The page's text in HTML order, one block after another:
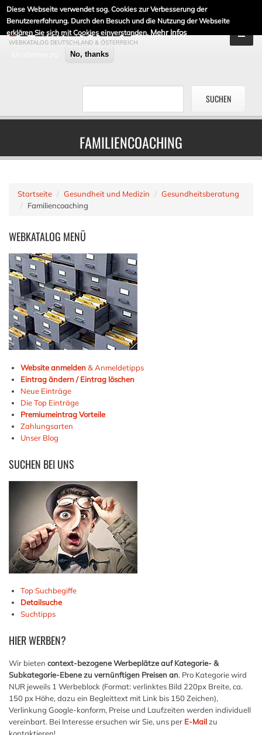
Diese Webseite verwendet sog. Cookies zur Verbesserung der
Benutzererfahrung. Durch den Besuch und die Nutzung der Webseite
erklären Sie sich mit Cookies einverstanden. Mehr Infos
No, thanks
DE-LINKLISTE.DE
WEBKATALOG DEUTSCHLAND & ÖSTERREICH
FAMILIENCOACHING
Startseite Gesundheit und Medizin
Gesundheitsberatung
Familiencoaching
WEBKATALOG MENÜ
Website anmelden& Anmeldetipps
Eintrag ändern / Eintrag löschen
Neue Einträge
Die Top Einträge
Premiumeintrag Vorteile
Zahlungsarten
Unser Blog
SUCHEN BEI UNS
Top Suchbegiffe
Detailsuche
Suchtipps
HIERWERBEN?
Wir bieten context-bezogene Werbeplätze auf Kategorie- &
Subkategorie-Ebene zu vernünftigen Preisen an. Pro Kategorie wird
NUR jeweils 1 Werbeblock (Format: verlinktes Bild 220px Breite, ca.
150 px Höhe, dazu ein Begleittext mit Link bis 150 Zeichen),
Verlinkung Google-konform, Preise und Laufzeiten werden individuell
vereinbart. Bei Interesse ersuchen wir Sie, uns per E-Mailzu